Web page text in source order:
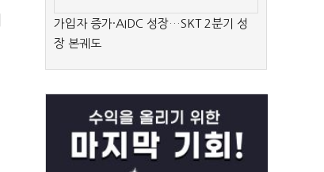
가입자 증가·AIDC 성장…SKT 2분기 성
장 본궤도